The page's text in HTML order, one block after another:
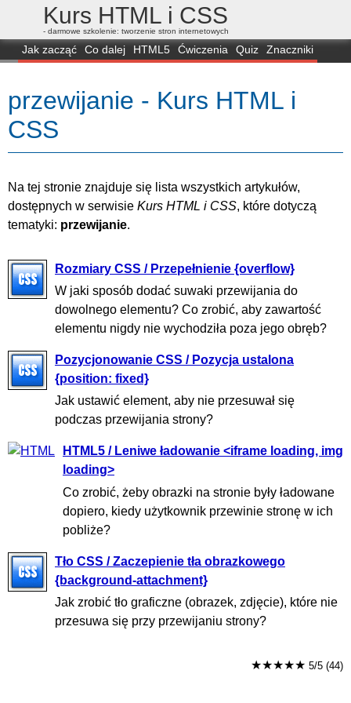
Kurs HTML i CSS
- darmowe szkolenie: tworzenie stron internetowych
Jak zacząć Co dalej HTML5 Ćwiczenia Quiz
Znaczniki
FAQ
Przeglądarki Mapa FORUM
przewijanie - Kurs HTML i
CSS
Na tej stronie znajduje się lista wszystkich artykułów,
dostępnych w serwisie Kurs HTML i CSS, które dotyczą
tematyki: przewijanie.
Rozmiary CSS / Przepełnienie {overflow}
W jaki sposób dodać suwaki przewijania do
dowolnego elementu? Co zrobić, aby zawartość
elementu nigdy nie wychodziła poza jego obręb?
Pozycjonowanie CSS / Pozycja ustalona
{position: fixed}
Jak ustawić element, aby nie przesuwał się
podczas przewijania strony?
HTML5 / Leniwe ładowanie <iframe loading, img
loading>
Co zrobić, żeby obrazki na stronie były ładowane
dopiero, kiedy użytkownik przewinie stronę w ich
pobliże?
Tło CSS / Zaczepienie tła obrazkowego
{background-attachment}
Jak zrobić tło graficzne (obrazek, zdjęcie), które nie
przesuwa się przy przewijaniu strony?
★★★★★ 5/5 (44)